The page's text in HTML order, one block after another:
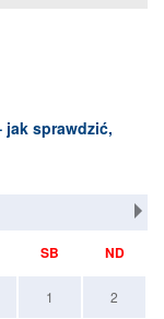
jak sprawdzić,
SB ND
1 2